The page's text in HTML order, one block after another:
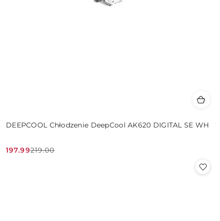
DEEPCOOL Chłodzenie DeepCool AK620 DIGITAL SE WH
Cena
197.99
Cena
219.00